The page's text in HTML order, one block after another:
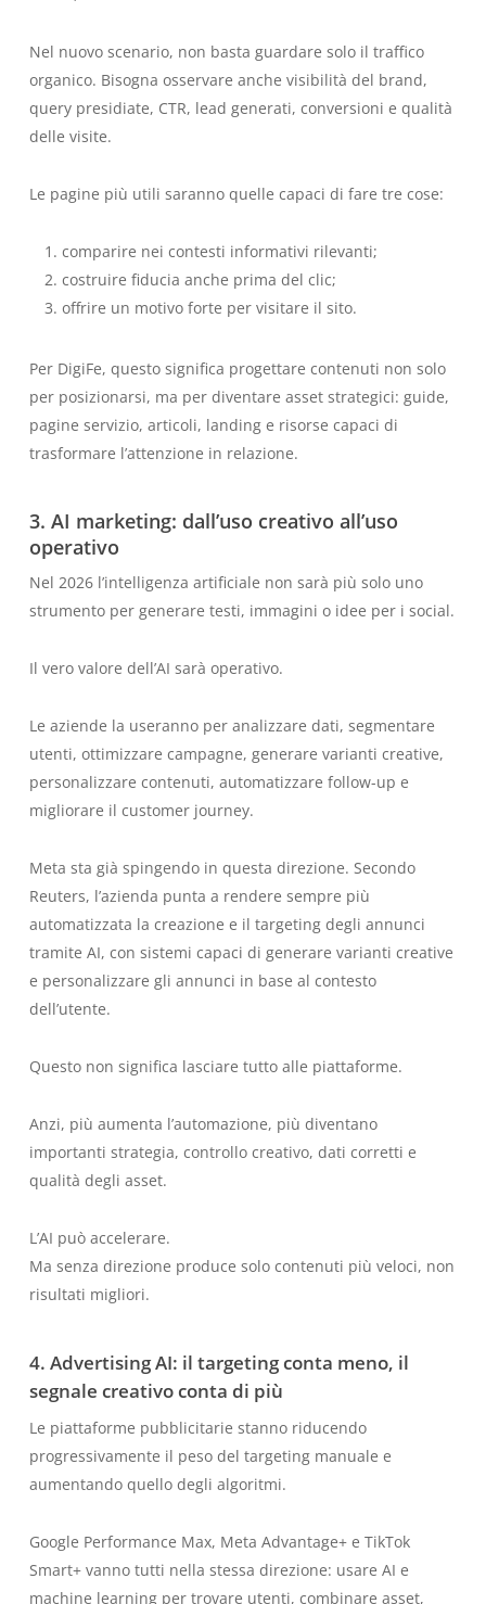
Nel nuovo scenario, non basta guardare solo il traffico
organico. Bisogna osservare anche visibilità del brand,
query presidiate, CTR, lead generati, conversioni e qualità
delle visite.
Le pagine più utili saranno quelle capaci di fare tre cose:
comparire nei contesti informativi rilevanti;
costruire fiducia anche prima del clic;
offrire un motivo forte per visitare il sito.
Per DigiFe, questo significa progettare contenuti non solo
per posizionarsi, ma per diventare asset strategici: guide,
pagine servizio, articoli, landing e risorse capaci di
trasformare l’attenzione in relazione.
3. AI marketing: dall’uso creativo all’uso
operativo
Nel 2026 l’intelligenza artificiale non sarà più solo uno
strumento per generare testi, immagini o idee per i social.
Il vero valore dell’AI sarà operativo.
Le aziende la useranno per analizzare dati, segmentare
utenti, ottimizzare campagne, generare varianti creative,
personalizzare contenuti, automatizzare follow-up e
migliorare il customer journey.
Meta sta già spingendo in questa direzione. Secondo
Reuters, l’azienda punta a rendere sempre più
automatizzata la creazione e il targeting degli annunci
tramite AI, con sistemi capaci di generare varianti creative
e personalizzare gli annunci in base al contesto
dell’utente.
Questo non significa lasciare tutto alle piattaforme.
Anzi, più aumenta l’automazione, più diventano
importanti strategia, controllo creativo, dati corretti e
qualità degli asset.
L’AI può accelerare.
Ma senza direzione produce solo contenuti più veloci, non
risultati migliori.
4. Advertising AI: il targeting conta meno, il
segnale creativo conta di più
Le piattaforme pubblicitarie stanno riducendo
progressivamente il peso del targeting manuale e
aumentando quello degli algoritmi.
Google Performance Max, Meta Advantage+ e TikTok
Smart+ vanno tutti nella stessa direzione: usare AI e
machine learning per trovare utenti, combinare asset,